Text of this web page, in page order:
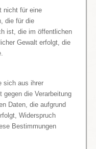
nicht für eine
die für die
ist, die im öffentlichen
Gewalt erfolgt, die
sich aus ihrer
gegen die Verarbeitung
Daten, die aufgrund
Widerspruch
Bestimmungen